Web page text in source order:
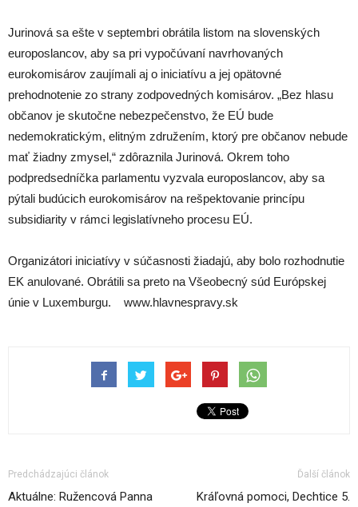
Jurinová sa ešte v septembri obrátila listom na slovenských
europoslancov, aby sa pri vypočúvaní navrhovaných
eurokomisárov zaujímali aj o iniciatívu a jej opätovné
prehodnotenie zo strany zodpovedných komisárov. „Bez hlasu
občanov je skutočne nebezpečenstvo, že EÚ bude
nedemokratickým, elitným združením, ktorý pre občanov nebude
mať žiadny zmysel,“ zdôraznila Jurinová. Okrem toho
podpredsedníčka parlamentu vyzvala europoslancov, aby sa
pýtali budúcich eurokomisárov na rešpektovanie princípu
subsidiarity v rámci legislatívneho procesu EÚ.
Organizátori iniciatívy v súčasnosti žiadajú, aby bolo rozhodnutie
EK anulované. Obrátili sa preto na Všeobecný súd Európskej
únie v Luxemburgu. www.hlavnespravy.sk
Predchádzajúci článok
Aktuálne: Ružencová Panna
Ďalší článok
Kráľovná pomoci, Dechtice 5.